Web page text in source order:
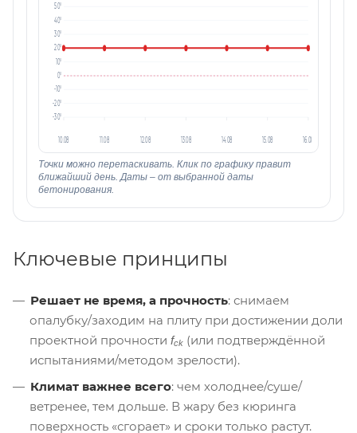
10.08 11.08 12.08 13.08 14.08 15.08 16.08
-30°
-20°
-10°
0°
10°
20°
30°
40°
50°
Точки можно перетаскивать. Клик по графику правит
ближайший день. Даты – от выбранной даты
бетонирования.
Ключевые принципы
Решает не время, а прочность: снимаем
опалубку/заходим на плиту при достижении доли
проектной прочности fck (или подтверждённой
испытаниями/методом зрелости).
Климат важнее всего: чем холоднее/суше/
ветренее, тем дольше. В жару без кюринга
поверхность «сгорает» и сроки только растут.